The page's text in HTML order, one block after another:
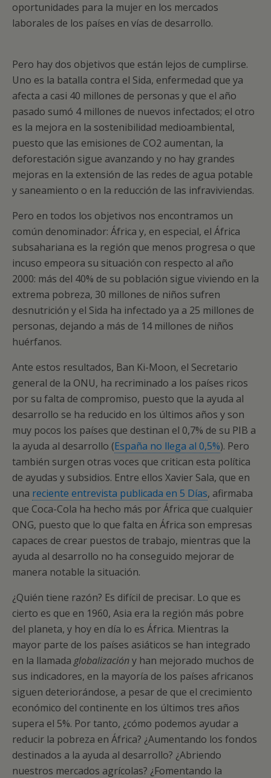
oportunidades para la mujer en los mercados
laborales de los países en vías de desarrollo.
Pero hay dos objetivos que están lejos de cumplirse.
Uno es la batalla contra el Sida, enfermedad que ya
afecta a casi 40 millones de personas y que el año
pasado sumó 4 millones de nuevos infectados; el otro
es la mejora en la sostenibilidad medioambiental,
puesto que las emisiones de CO2 aumentan, la
deforestación sigue avanzando y no hay grandes
mejoras en la extensión de las redes de agua potable
y saneamiento o en la reducción de las infraviviendas.
Pero en todos los objetivos nos encontramos un
común denominador: África y, en especial, el África
subsahariana es la región que menos progresa o que
incuso empeora su situación con respecto al año
2000: más del 40% de su población sigue viviendo en la
extrema pobreza, 30 millones de niños sufren
desnutrición y el Sida ha infectado ya a 25 millones de
personas, dejando a más de 14 millones de niños
huérfanos.
Ante estos resultados, Ban Ki-Moon, el Secretario
general de la ONU, ha recriminado a los países ricos
por su falta de compromiso, puesto que la ayuda al
desarrollo se ha reducido en los últimos años y son
muy pocos los países que destinan el 0,7% de su PIB a
la ayuda al desarrollo (España no llega al 0,5%). Pero
también surgen otras voces que critican esta política
de ayudas y subsidios. Entre ellos Xavier Sala, que en
una reciente entrevista publicada en 5 Días, afirmaba
que Coca-Cola ha hecho más por África que cualquier
ONG, puesto que lo que falta en África son empresas
capaces de crear puestos de trabajo, mientras que la
ayuda al desarrollo no ha conseguido mejorar de
manera notable la situación.
¿Quién tiene razón? Es difícil de precisar. Lo que es
cierto es que en 1960, Asia era la región más pobre
del planeta, y hoy en día lo es África. Mientras la
mayor parte de los países asiáticos se han integrado
en la llamada globalizacióny han mejorado muchos de
sus indicadores, en la mayoría de los países africanos
siguen deteriorándose, a pesar de que el crecimiento
económico del continente en los últimos tres años
supera el 5%. Por tanto, ¿cómo podemos ayudar a
reducir la pobreza en África? ¿Aumentando los fondos
destinados a la ayuda al desarrollo? ¿Abriendo
nuestros mercados agrícolas? ¿Fomentando la